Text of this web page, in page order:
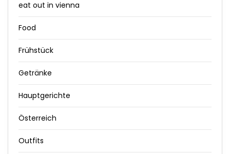
eat out in vienna
Food
Frühstück
Getränke
Hauptgerichte
Österreich
Outfits